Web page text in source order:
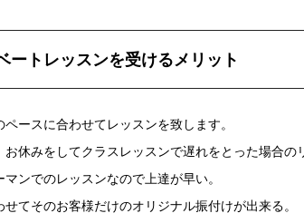
ートレッスンを受けるメリット
ースに合わせてレッスンを致します。
休みをしてクラスレッスンで遅れをとった場合の
ンでのレッスンなので上達が早い。
てそのお客様だけのオリジナル振付けが出来る。